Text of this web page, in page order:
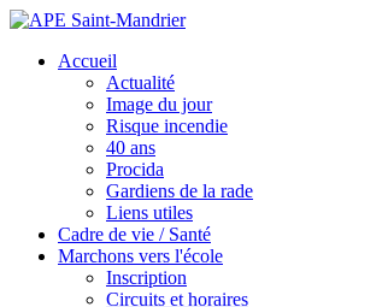
Accueil
Actualité
Image du jour
Risque incendie
40 ans
Procida
Gardiens de la rade
Liens utiles
Cadre de vie / Santé
Marchons vers l'école
Inscription
Circuits et horaires